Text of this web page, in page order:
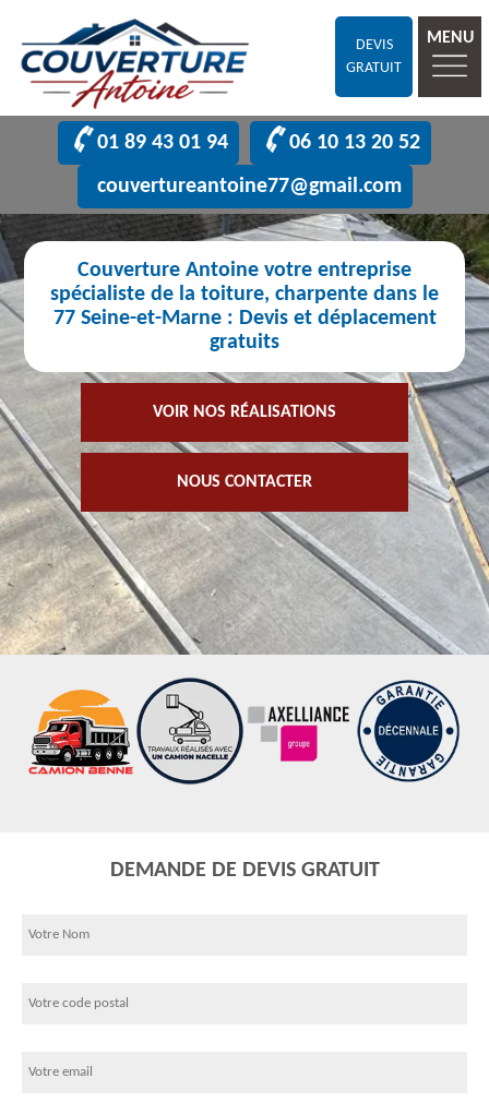
DEVIS
GRATUIT
MENU
01 89 43 01 94
06 10 13 20 52
couvertureantoine77@gmail.com
Couverture Antoine votre entreprise
spécialiste de la toiture, charpente dans le
77 Seine-et-Marne : Devis et déplacement
gratuits
VOIR NOS RÉALISATIONS
NOUS CONTACTER
DEMANDE DE DEVIS GRATUIT